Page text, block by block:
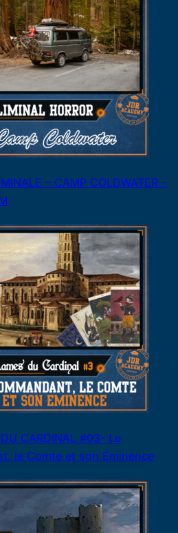
– CAMP COLDWATER –
CARDINAL #03- Le
le Comte et son Éminence